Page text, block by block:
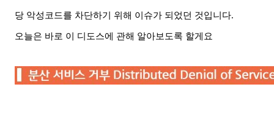
당 악성코드를 차단하기 위해 이슈가 되었던 것입니다.
오늘은 바로 이 디도스에 관해 알아보도록 할게요